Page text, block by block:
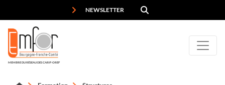
NEWSLETTER
MEMBRE DU RÉSEAU DES CARIF-OREF
Panneau de gestion des cookies